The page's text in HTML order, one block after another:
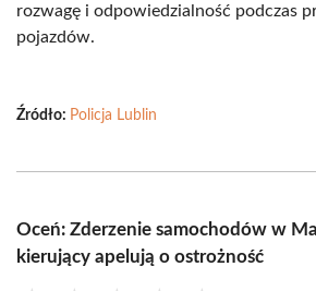
rozwagę i odpowiedzialność podczas
pojazdów.
Źródło: Policja Lublin
Oceń: Zderzenie samochodów w
kierujący apelują o ostrożność